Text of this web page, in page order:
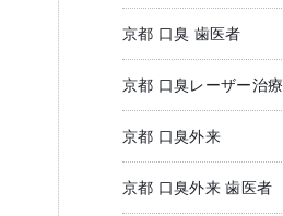
京都 口臭 歯医者
京都 口臭レーザー治療
京都 口臭外来
京都 口臭外来 歯医者